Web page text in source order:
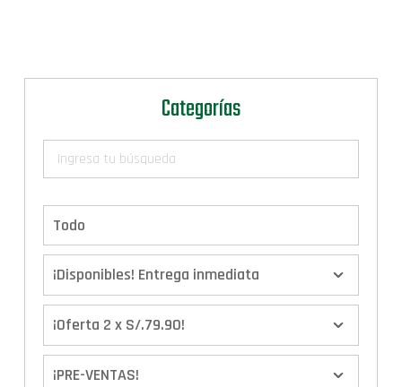
Categorías
Todo
¡Disponibles! Entrega inmediata
¡Oferta 2 x S/.79.90!
¡PRE-VENTAS!